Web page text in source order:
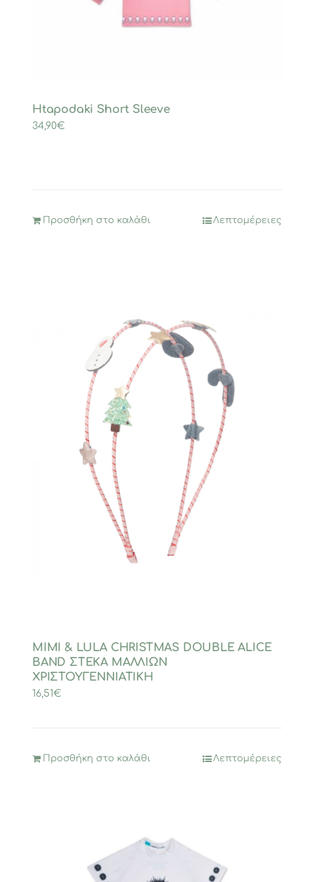
Htapodaki Short Sleeve
34,90€
Προσθήκη στο καλάθι Λεπτομέρειες
MIMI & LULA CHRISTMAS DOUBLE ALICE
BAND ΣΤΕΚΑ ΜΑΛΛΙΩΝ
ΧΡΙΣΤΟΥΓΕΝΝΙΑΤΙΚΗ
16,51€
Προσθήκη στο καλάθι Λεπτομέρειες